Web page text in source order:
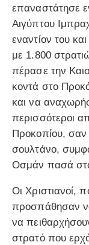
επαναστάτησε
Αιγύπτου
εναντίον του
με 1.800
πέρασε την
κοντά στο
και να
περισσότεροι
Προκοπίου, σαν
σουλτάνο,
Οσμάν πασά
Οι Χριστιανοί,
προσπάθησαν
να
στρατό που